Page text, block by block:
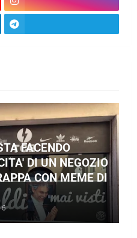
FACENDO
DI UN NEGOZIO
CON MEME DI